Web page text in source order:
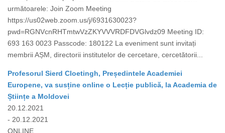
următoarele: Join Zoom Meeting
https://us02web.zoom.us/j/6931630023?
pwd=RGNVcnRHTmtwVzZKYVVVRDFDVGlvdz09 Meeting ID:
693 163 0023 Passcode: 180122 La eveniment sunt invitați
membrii AȘM, directorii institutelor de cercetare, cercetătorii...
Profesorul Sierd Cloetingh, Președintele Academiei
Europene, va susține online o Lecție publică, la Academia de
Științe a Moldovei
20.12.2021
- 20.12.2021
ONLINE